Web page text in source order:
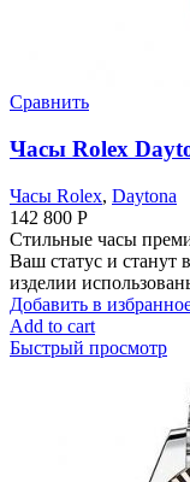
Сравнить
Часы Rolex
Часы Rolex, Daytona
142 800 Р
Стильные часы
Ваш статус и
изделии
Добавить в
Add to cart
Быстрый просмотр